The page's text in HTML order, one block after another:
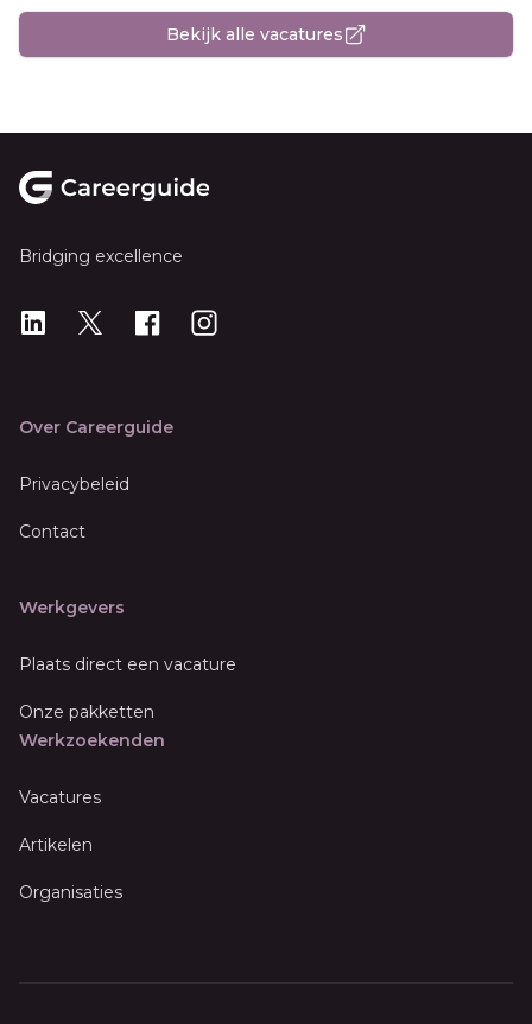
Bekijk alle vacatures
Bridging excellence
LinkedIn
X Instagram
Over Careerguide
Privacybeleid
Contact
Werkgevers
Plaats direct een vacature
Onze pakketten
Werkzoekenden
Vacatures
Artikelen
Organisaties